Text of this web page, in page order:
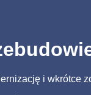
i wkrótce